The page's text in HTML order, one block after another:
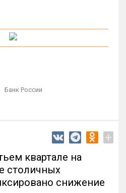
Банк России
+
квартале на
столичных
снижение